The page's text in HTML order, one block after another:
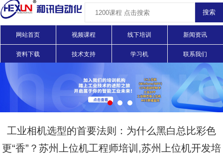
网站首页 视频课程 线下培训 新闻资讯
资料下载 技术支持 学习机 联系我们
工业相机选型的首要法则：为什么黑白总比彩色
更“香”？苏州上位机工程师培训,苏州上位机开发培